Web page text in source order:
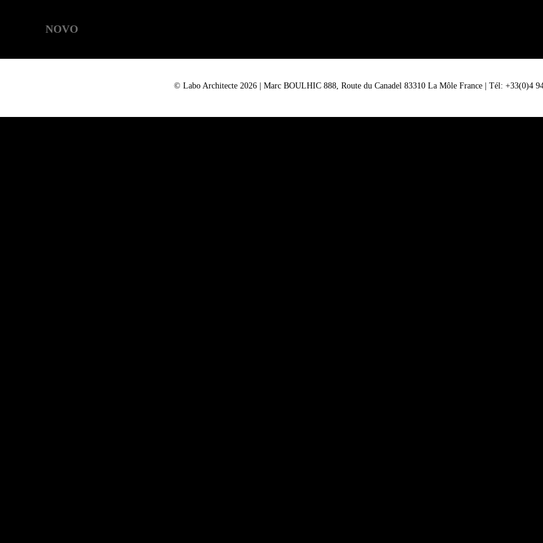
NOVO
© Labo Architecte 2026 | Marc BOULHIC 888, Route du Canadel 83310 La Môle France | Tél: +33(0)4